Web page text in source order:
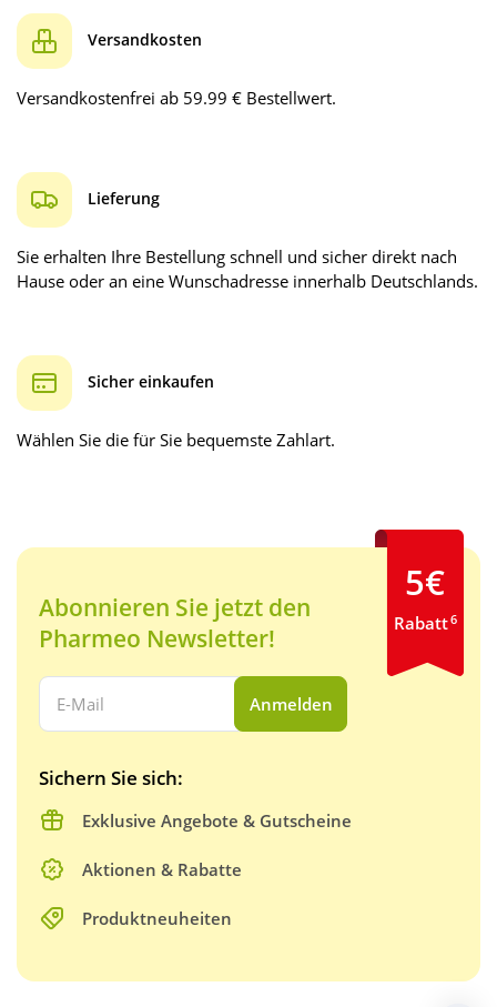
Versandkosten
Versandkostenfrei ab 59.99 € Bestellwert.
Lieferung
Sie erhalten Ihre Bestellung schnell und sicher direkt nach
Hause oder an eine Wunschadresse innerhalb Deutschlands.
Sicher einkaufen
Wählen Sie die für Sie bequemste Zahlart.
Abonnieren Sie jetzt den
Pharmeo Newsletter!
Ihre E-Mail Adresse:
Anmelden
Sichern Sie sich:
Exklusive Angebote & Gutscheine
Aktionen & Rabatte
Produktneuheiten
5€
Rabatt6